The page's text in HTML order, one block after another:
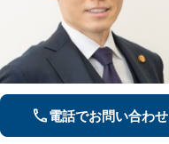
電話でお問い合わせ